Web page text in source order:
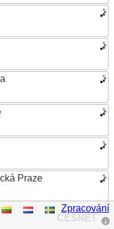
Praze
CESNET
Zpracování